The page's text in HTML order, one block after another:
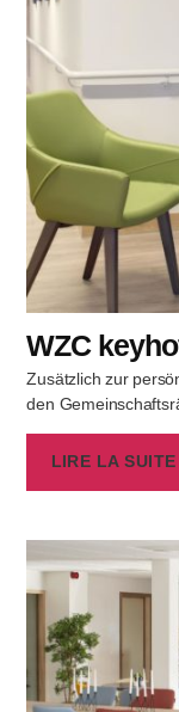
WZC
Zusätzlich zur
den
LIRE LA SUITE